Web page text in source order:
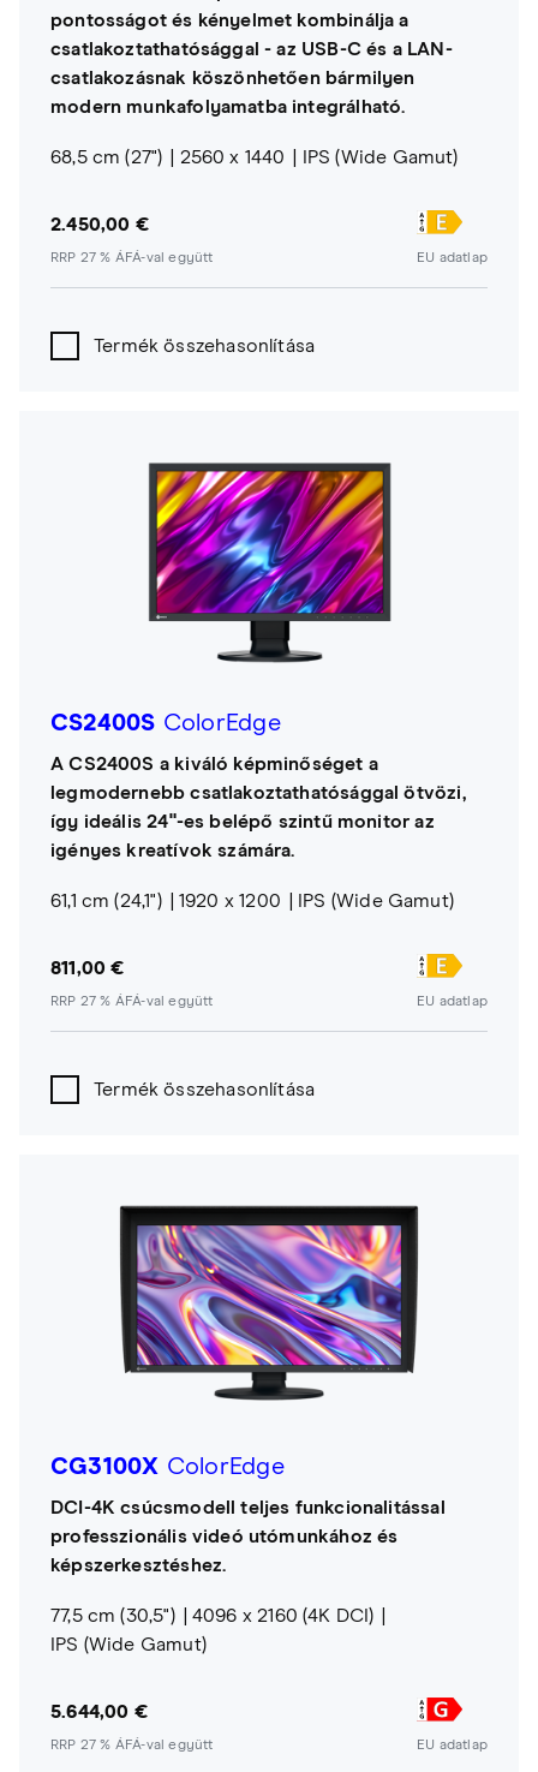
pontosságot és kényelmet kombinálja a
csatlakoztathatósággal - az USB-C és a LAN-
csatlakozásnak köszönhetően bármilyen
modern munkafolyamatba integrálható.
68,5 cm (27") 2560 x 1440 IPS (Wide Gamut)
2.450,00 €
RRP 27 % ÁFÁ-val együtt EU adatlap
Termék összehasonlítása
CS2400S ColorEdge
A CS2400S a kiváló képminőséget a
legmodernebb csatlakoztathatósággal ötvözi,
így ideális 24"-es belépő szintű monitor az
igényes kreatívok számára.
61,1 cm (24,1") 1920 x 1200 IPS (Wide Gamut)
811,00 €
RRP 27 % ÁFÁ-val együtt EU adatlap
Termék összehasonlítása
CG3100X ColorEdge
DCI-4K csúcsmodell teljes funkcionalitással
professzionális videó utómunkához és
képszerkesztéshez.
77,5 cm (30,5")
4096 x 2160 (4K DCI)
IPS (Wide Gamut)
5.644,00 €
RRP 27 % ÁFÁ-val együtt EU adatlap